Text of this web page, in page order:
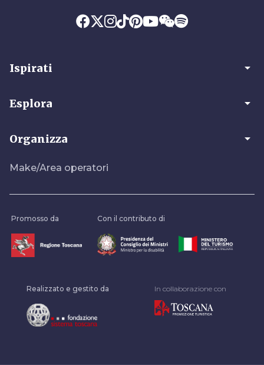
Ispirati arrow_drop_down
Esplora arrow_drop_down
Organizza arrow_drop_down
Make/Area operatori
Promosso da Con il contributo di
Realizzato e gestito da In collaborazione con